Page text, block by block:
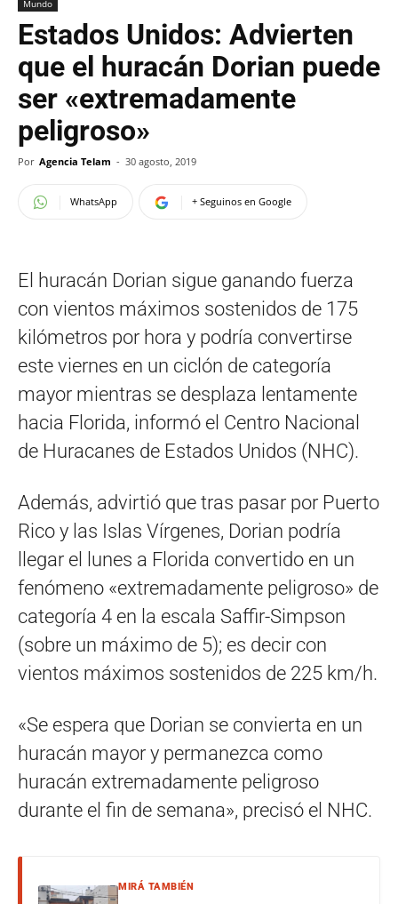
Mundo
Estados Unidos: Advierten
que el huracán Dorian puede
ser «extremadamente
peligroso»
Por Agencia Telam - 30 agosto, 2019
WhatsApp + Seguinos en Google
El huracán Dorian sigue ganando fuerza
con vientos máximos sostenidos de 175
kilómetros por hora y podría convertirse
este viernes en un ciclón de categoría
mayor mientras se desplaza lentamente
hacia Florida, informó el Centro Nacional
de Huracanes de Estados Unidos (NHC).
Además, advirtió que tras pasar por Puerto
Rico y las Islas Vírgenes, Dorian podría
llegar el lunes a Florida convertido en un
fenómeno «extremadamente peligroso» de
categoría 4 en la escala Saffir-Simpson
(sobre un máximo de 5); es decir con
vientos máximos sostenidos de 225 km/h.
«Se espera que Dorian se convierta en un
huracán mayor y permanezca como
huracán extremadamente peligroso
durante el fin de semana», precisó el NHC.
MIRÁ TAMBIÉN